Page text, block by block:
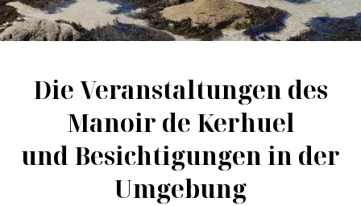
Die Veranstaltungen des
Manoir de Kerhuel
und Besichtigungen in der
Umgebung